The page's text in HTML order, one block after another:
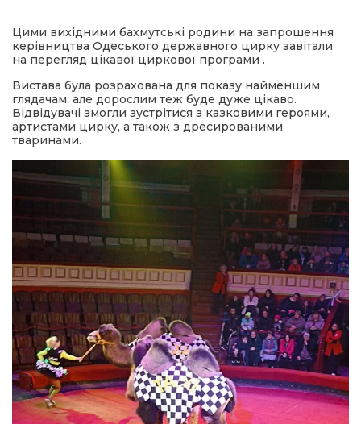
політика
місія
Цими вихідними бахмутські родини на запрошення
керівництва Одеського державного цирку завітали
на перегляд цікавої циркової програми .
Вистава була розрахована для показу найменшим
глядачам, але дорослим теж буде дуже цікаво.
Відвідувачі змогли зустрітися з казковими героями,
артистами цирку, а також з дресированими
тваринами.